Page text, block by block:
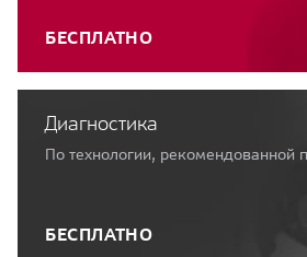
БЕСПЛАТНО
Диагностика
По технологии, рекомендованной
БЕСПЛАТНО